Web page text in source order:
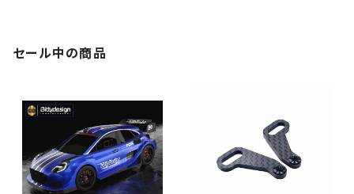
セール中の商品